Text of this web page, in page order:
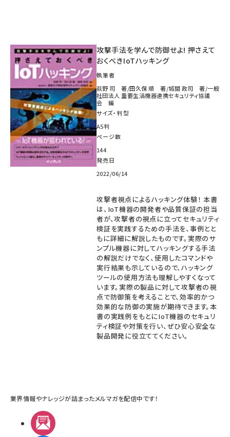
攻撃手法を学んで防御せよ! 押さえて
おくべきIoTハッキング
執筆者
荻野 司 著/田久保 順 著/城間 政司 著/一般
社団法人 重要生活機器連携セキュリティ協議
会 編
サイズ・判型
A5判
ページ数
144
発売日
2022/06/14
攻撃者視点によるハッキング体験！ 本書
は、IoT機器の開発者や品質保証の担当
者が、攻撃者の視点に立ってセキュリティ
検証を実践するための手法を、事例とと
もに詳細に解説したものです。実際のサ
ンプル機器に対してハッキングする手法
の解説だけでなく、使用したコマンドや
実行結果も示しているので、ハッキング
ツールの使用方法も理解しやすくなって
います。実際の製品に対して攻撃者の視
点で防御策を考えることで、効率的かつ
効果的な防御の実施が期待できます。本
書の実践例をもとにIoT機器のセキュリ
ティ検証や対策を行い、ぜひ安心安全な
製品開発に役立ててください。
業界情報やナレッジが詰まったメルマガを配信中です！